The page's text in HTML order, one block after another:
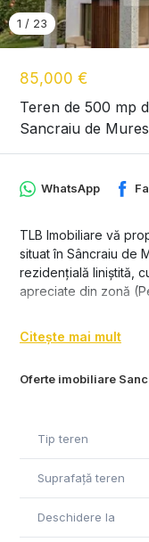
85,000 €
Teren de 500 mp
Sancraiu de Mures
1 / 23
Oferte imobiliare
WhatsApp
TLB Imobiliare vă
situat în Sâncraiu de
rezidențială liniștită,
apreciate din zonă
m (17 x 30 m) și
• toate utilitățile la
canalizare)
• vecinătăți de calitate
Avantaj major:
Citește mai mult
Tip teren
Suprafață teren
Deschidere la